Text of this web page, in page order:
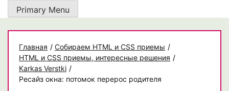
Primary Menu
Главная / Собираем HTML и CSS приемы /
HTML и CSS приемы, интересные решения /
Karkas Verstki /
Ресайз окна: потомок перерос родителя